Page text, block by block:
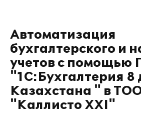
Автоматизация
бухгалтерского и
учетов с помощью
"1С:Бухгалтерия 8
Казахстана " в
"Каллисто XXI"